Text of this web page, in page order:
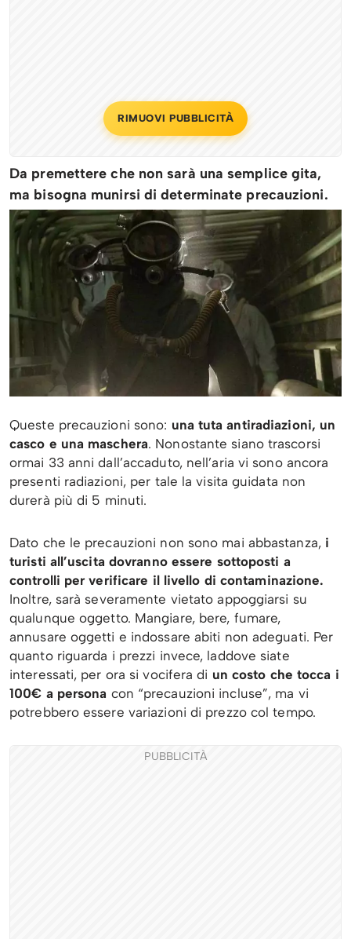
RIMUOVI PUBBLICITÀ
Da premettere che non sarà una semplice gita,
ma bisogna munirsi di determinate precauzioni.
Queste precauzioni sono: una tuta antiradiazioni, un
casco e una maschera. Nonostante siano trascorsi
ormai 33 anni dall’accaduto, nell’aria vi sono ancora
presenti radiazioni, per tale la visita guidata non
durerà più di 5 minuti.
Dato che le precauzioni non sono mai abbastanza,i
turisti all’uscita dovranno essere sottoposti a
controlli per verificare il livello di contaminazione.
Inoltre, sarà severamente vietato appoggiarsi su
qualunque oggetto. Mangiare, bere, fumare,
annusare oggetti e indossare abiti non adeguati. Per
quanto riguarda i prezzi invece, laddove siate
interessati, per ora si vocifera di un costo che tocca i
100€ a persona con “precauzioni incluse”, ma vi
potrebbero essere variazioni di prezzo col tempo.
PUBBLICITÀ